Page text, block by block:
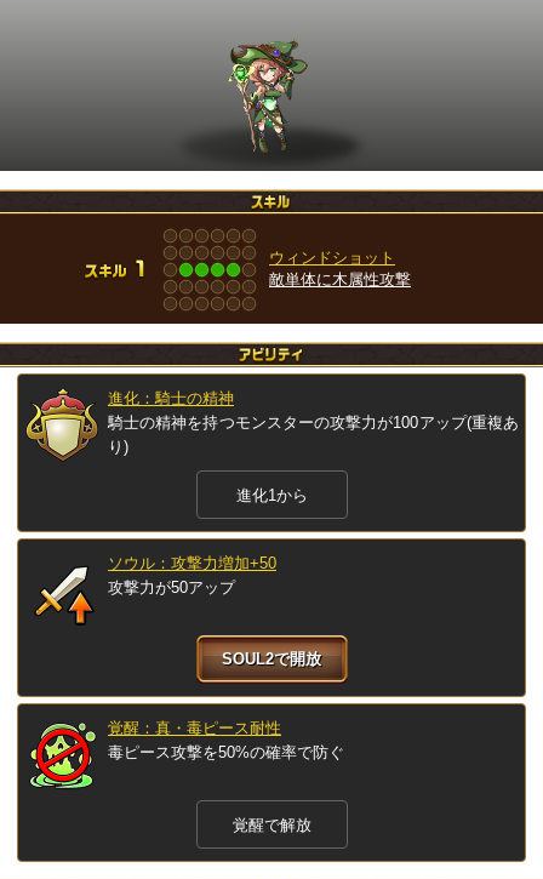
ウィンドショット
敵単体に木属性攻撃
進化：騎士の精神
騎士の精神を持つモンスターの攻撃力が100アップ(重複あ
り)
進化1から
ソウル：攻撃力増加+50
攻撃力が50アップ
SOUL2で開放
覚醒：真・毒ピース耐性
毒ピース攻撃を50%の確率で防ぐ
覚醒で解放